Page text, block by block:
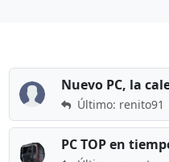
Nuevo PC, la
Último: renito91